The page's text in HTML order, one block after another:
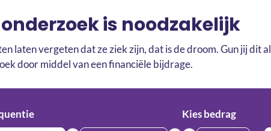
is noodzakelijk
laten vergeten dat ze ziek zijn, dat is de droom. Gun jij dit
door middel van een financiële bijdrage.
Kies bedrag